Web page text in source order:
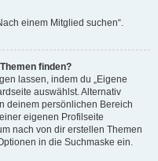
einem Mitglied suchen“.
finden?
lassen, indem du „Eigene
auswählst. Alternativ
deinem persönlichen Bereich
eigenen Profilseite
nach von dir erstellen Themen
in die Suchmaske ein.